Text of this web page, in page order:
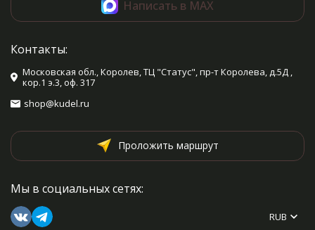
Написать в MAX
Контакты:
Московская обл., Королев, ТЦ "Статус", пр-т Королева, д.5Д ,
кор.1 э.3, оф. 317
shop@kudel.ru
Проложить маршрут
Мы в социальных сетях:
RUB